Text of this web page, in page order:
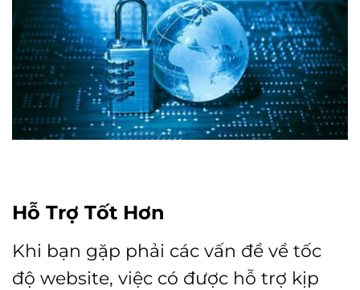
Hỗ Trợ Tốt Hơn
Khi bạn gặp phải các vấn đề về tốc
độ website, việc có được hỗ trợ kịp